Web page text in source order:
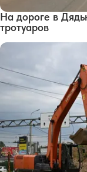
На дороге в
тротуаров